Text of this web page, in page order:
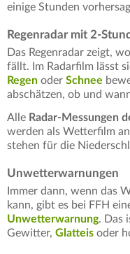
einige Stunden
Regenradar mit 2-
Das Regenradar zeigt,
fällt. Im Radarfilm lässt
Regen oder Schnee
abschätzen, ob und
Alle Radar-Messungen
werden als Wetterfilm
stehen für die
Unwetterwarnungen
Immer dann, wenn das
kann, gibt es bei FFH
Unwetterwarnung. Das
Gewitter, Glatteis oder